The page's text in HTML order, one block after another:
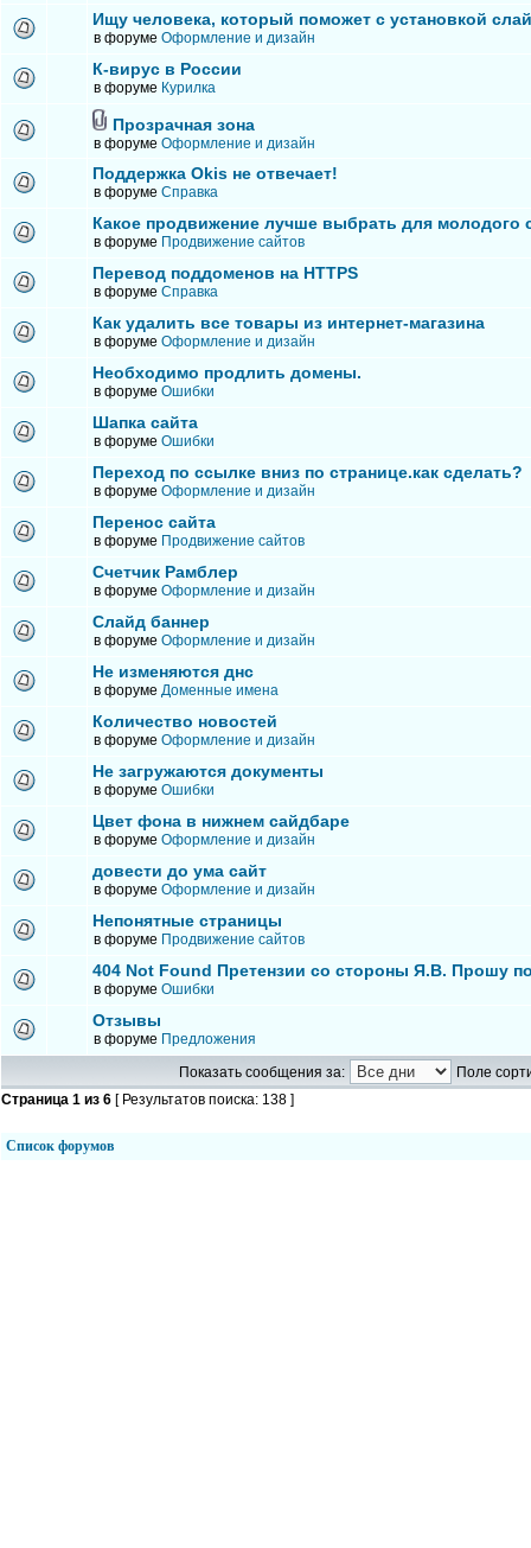
Ищу человека, который поможет с установкой
в форуме Оформление и дизайн
К-вирус в России
в форуме Курилка
Прозрачная зона
в форуме Оформление и дизайн
Поддержка Okis не отвечает!
в форуме Справка
Какое продвижение лучше выбрать для молодого
в форуме Продвижение сайтов
Перевод поддоменов на HTTPS
в форуме Справка
Как удалить все товары из интернет-магазина
в форуме Оформление и дизайн
Необходимо продлить домены.
в форуме Ошибки
Шапка сайта
в форуме Ошибки
Переход по ссылке вниз по странице.как сделать?
в форуме Оформление и дизайн
Перенос сайта
в форуме Продвижение сайтов
Счетчик Рамблер
в форуме Оформление и дизайн
Слайд баннер
в форуме Оформление и дизайн
Не изменяются днс
в форуме Доменные имена
Количество новостей
в форуме Оформление и дизайн
Не загружаются документы
в форуме Ошибки
Цвет фона в нижнем сайдбаре
в форуме Оформление и дизайн
довести до ума сайт
в форуме Оформление и дизайн
Непонятные страницы
в форуме Продвижение сайтов
404 Not Found Претензии со стороны Я.В. Прошу
в форуме Ошибки
Отзывы
в форуме Предложения
Показать сообщения за:
Поле
Страница 1 из 6 [ Результатов поиска: 138 ]
Список форумов